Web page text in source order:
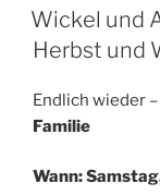
AM
Wickel und
Herbst und
Endlich wieder –
Familie
Wann: